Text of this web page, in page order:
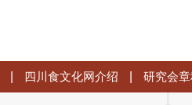
四川食文化网介绍 研究会